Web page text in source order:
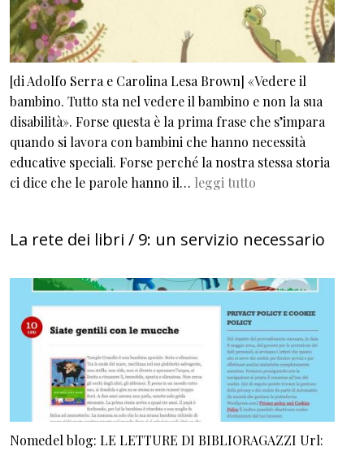
[di Adolfo Serra e Carolina Lesa Brown] «Vedere il
bambino. Tutto sta nel vedere il bambino e non la sua
disabilità». Forse questa è la prima frase che s’impara
quando si lavora con bambini che hanno necessità
educative speciali. Forse perché la nostra stessa storia
ci dice che le parole hanno il… leggi tutto
La rete dei libri / 9: un servizio necessario
Nomedel blog: LE LETTURE DI BIBLIORAGAZZI Url: